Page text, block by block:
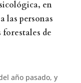
en
las personas
forestales de
año pasado, y